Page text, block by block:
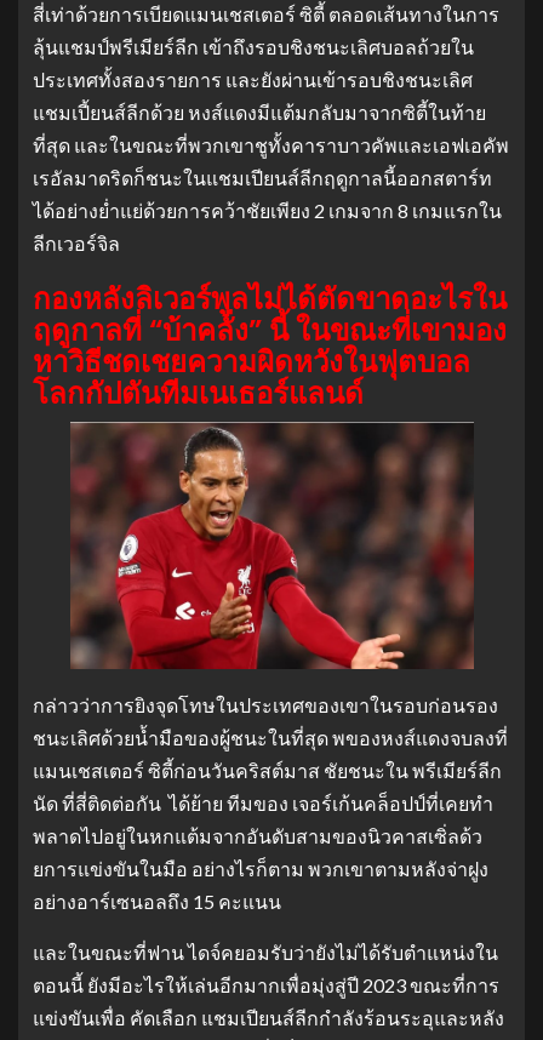
สี่เท่าด้วยการเบียดแมนเชสเตอร์ ซิตี้ ตลอดเส้นทางในการ
ลุ้นแชมป์พรีเมียร์ลีก เข้าถึงรอบชิงชนะเลิศบอลถ้วยใน
ประเทศทั้งสองรายการ และยังผ่านเข้ารอบชิงชนะเลิศ
แชมเปี้ยนส์ลีกด้วย หงส์แดงมีแต้มกลับมาจากซิตี้ในท้าย
ที่สุด และในขณะที่พวกเขาชูทั้งคาราบาวคัพและเอฟเอคัพ
เรอัลมาดริดก็ชนะในแชมเปียนส์ลีกฤดูกาลนี้ออกสตาร์ท
ได้อย่างย่ำแย่ด้วยการคว้าชัยเพียง 2 เกมจาก 8 เกมแรกใน
ลีกเวอร์จิล
กองหลังลิเวอร์พูลไม่ได้ตัดขาดอะไรใน
ฤดูกาลที่ “บ้าคลั่ง” นี้ ในขณะที่เขามอง
หาวิธีชดเชยความผิดหวังในฟุตบอล
โลกกัปตันทีมเนเธอร์แลนด์
กล่าวว่าการยิงจุดโทษในประเทศของเขาในรอบก่อนรอง
ชนะเลิศด้วยน้ำมือของผู้ชนะในที่สุด พของหงส์แดงจบลงที่
แมนเชสเตอร์ ซิตี้ก่อนวันคริสต์มาส ชัยชนะใน พรีเมียร์ลีก
นัด ที่สี่ติดต่อกัน ได้ย้าย ทีมของ เจอร์เก้นคล็อปป์ที่เคยทำ
พลาดไปอยู่ในหกแต้มจากอันดับสามของนิวคาสเซิ่ลด้ว
ยการแข่งขันในมือ อย่างไรก็ตาม พวกเขาตามหลังจ่าฝูง
อย่างอาร์เซนอลถึง 15 คะแนน
และในขณะที่ฟาน ไดจ์คยอมรับว่ายังไม่ได้รับตำแหน่งใน
ตอนนี้ ยังมีอะไรให้เล่นอีกมากเพื่อมุ่งสู่ปี 2023 ขณะที่การ
แข่งขันเพื่อ คัดเลือก แชมเปียนส์ลีกกำลังร้อนระอุและหลัง